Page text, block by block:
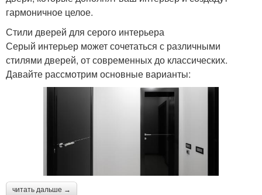
гармоничное целое.
Стили дверей для серого интерьера
Серый интерьер может сочетаться с различными
стилями дверей, от современных до классических.
Давайте рассмотрим основные варианты:
читать дальше →